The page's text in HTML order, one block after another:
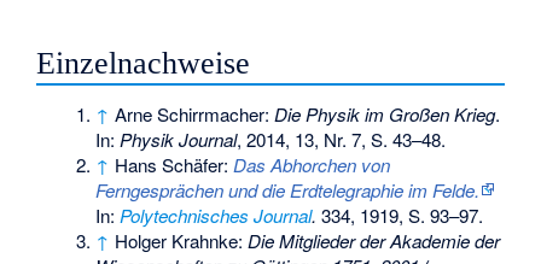
Einzelnachweise
↑ Arne Schirrmacher:Die Physik im Großen Krieg.
In: Physik Journal, 2014, 13, Nr. 7, S. 43–48.
↑ Hans Schäfer: Das Abhorchen von
Ferngesprächen und die Erdtelegraphie im Felde.
In: Polytechnisches Journal. 334, 1919, S. 93–97.
↑ Holger Krahnke:Die Mitglieder der Akademie der